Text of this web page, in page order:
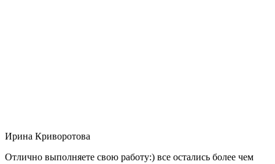
Ирина Криворотова
Отлично выполняете свою работу:) все остались более чем